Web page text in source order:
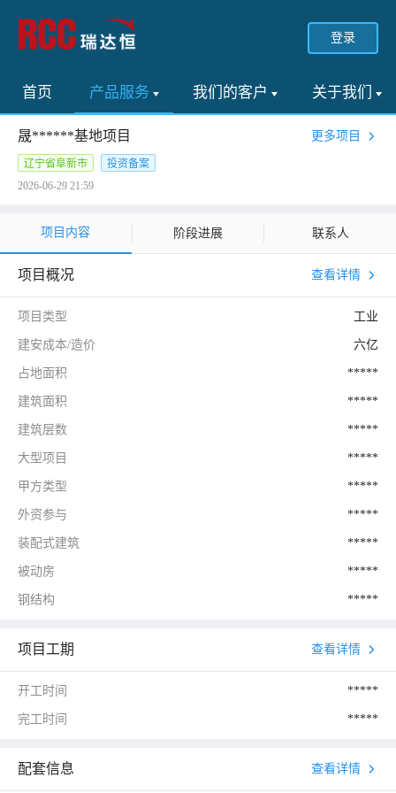
登录
首页 产品服务 我们的客户 关于我们
晟******基地项目 更多项目
辽宁省阜新市
投资备案
2026-06-29 21:59
项目内容 阶段进展 联系人
项目概况 查看详情
项目类型 工业
建安成本/造价 六亿
占地面积 *****
建筑面积 *****
建筑层数 *****
大型项目 *****
甲方类型 *****
外资参与 *****
装配式建筑 *****
被动房 *****
钢结构 *****
项目工期 查看详情
开工时间 *****
完工时间 *****
配套信息 查看详情